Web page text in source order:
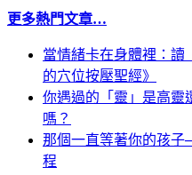
更多熱門文章…
當情緒卡在身體裡：讀
的穴位按壓聖經》
你遇過的「靈」是高靈
嗎？
那個一直等著你的孩
程